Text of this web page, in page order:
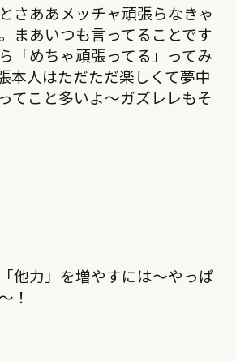
さああメッチャ頑張らなきゃ
まあいつも言ってることです
「めちゃ頑張ってる」ってみ
本人はただただ楽しくて夢中
てこと多いよ〜ガズレレもそ
他力」を増やすには〜やっぱ
！